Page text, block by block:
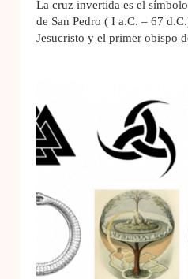
La cruz invertida es el
de San Pedro ( I a.C. – 67
Jesucristo y el primer obispo